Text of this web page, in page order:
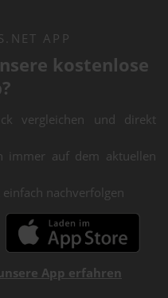
APP
kostenlose
vergleichen und direkt
immer auf dem aktuellen
nachverfolgen
App erfahren